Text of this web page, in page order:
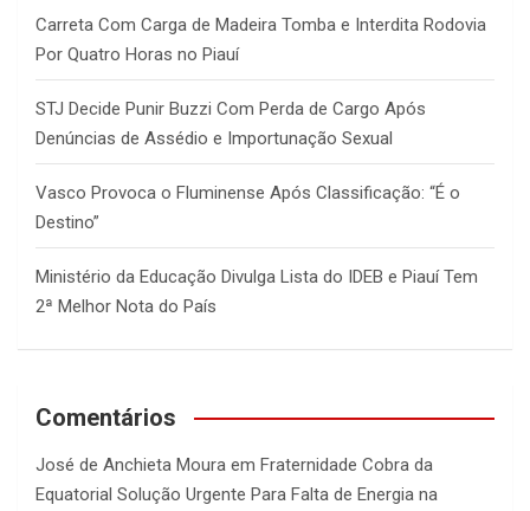
Carreta Com Carga de Madeira Tomba e Interdita Rodovia
Por Quatro Horas no Piauí
STJ Decide Punir Buzzi Com Perda de Cargo Após
Denúncias de Assédio e Importunação Sexual
Vasco Provoca o Fluminense Após Classificação: “É o
Destino”
Ministério da Educação Divulga Lista do IDEB e Piauí Tem
2ª Melhor Nota do País
Comentários
José de Anchieta Moura em Fraternidade Cobra da
Equatorial Solução Urgente Para Falta de Energia na